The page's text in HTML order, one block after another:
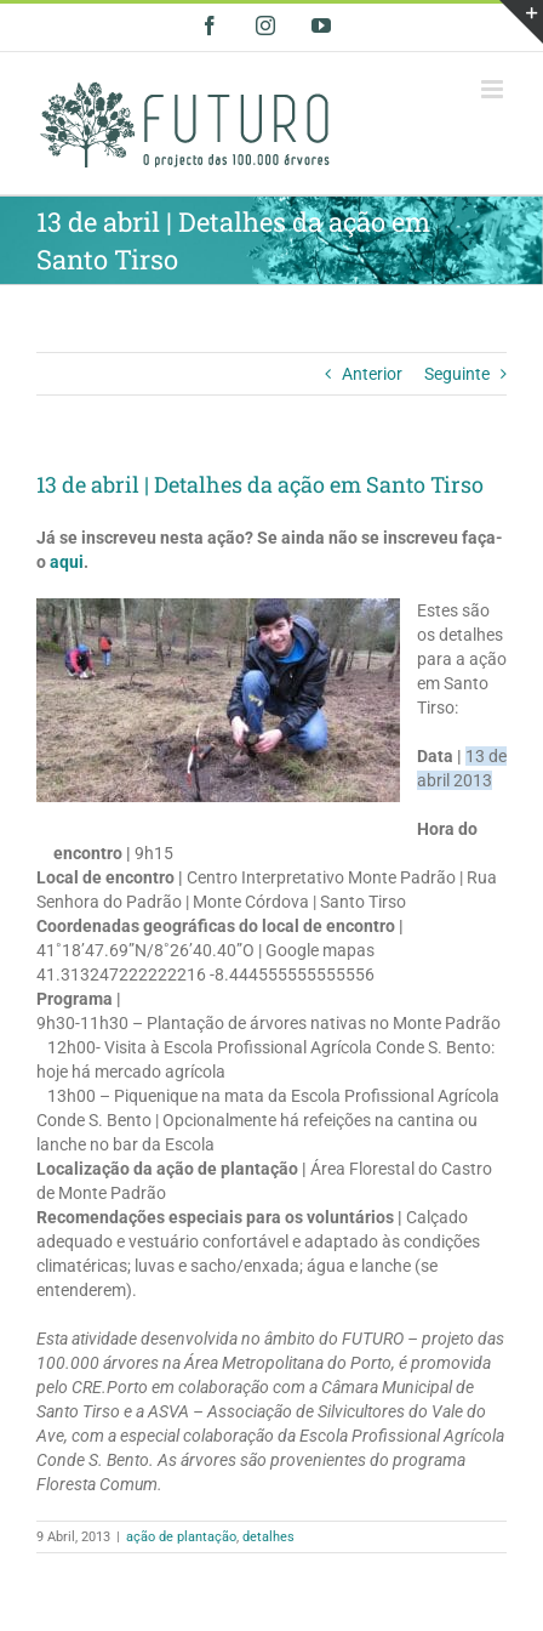
FacebookInstagramYouTube
13 de abril | Detalhes da ação em
Santo Tirso
Anterior Seguinte
13 de abril | Detalhes da ação em Santo Tirso
Já se inscreveu nesta ação? Se ainda não se inscreveu faça-
oaqui.
Estes são
os detalhes
para a ação
em Santo
Tirso:
Data | 13 de
abril 2013
Hora do
encontro | 9h15
Local de encontro | Centro Interpretativo Monte Padrão | Rua
Senhora do Padrão | Monte Córdova | Santo Tirso
Coordenadas geográficas do local de encontro |
41˚18’47.69”N/8˚26’40.40”O | Google mapas
41.313247222222216 -8.444555555555556
Programa |
9h30-11h30 – Plantação de árvores nativas no Monte Padrão
12h00- Visita à Escola Profissional Agrícola Conde S. Bento:
hoje há mercado agrícola
13h00 – Piquenique na mata da Escola Profissional Agrícola
Conde S. Bento | Opcionalmente há refeições na cantina ou
lanche no bar da Escola
Localização da ação de plantação | Área Florestal do Castro
de Monte Padrão
Recomendações especiais para os voluntários | Calçado
adequado e vestuário confortável e adaptado às condições
climatéricas; luvas e sacho/enxada; água e lanche (se
entenderem).
Esta atividade desenvolvida no âmbito do FUTURO – projeto das
100.000 árvores na Área Metropolitana do Porto, é promovida
pelo CRE.Porto em colaboração com a Câmara Municipal de
Santo Tirso e a ASVA – Associação de Silvicultores do Vale do
Ave, com a especial colaboração da Escola Profissional Agrícola
Conde S. Bento. As árvores são provenientes do programa
Floresta Comum.
9 Abril, 2013 | ação de plantação, detalhes